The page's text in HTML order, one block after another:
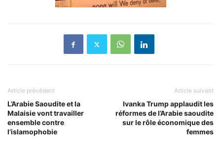
Article précédent
L’Arabie Saoudite et la
Malaisie vont travailler
ensemble contre
l’islamophobie
Article suivant
Ivanka Trump applaudit les
réformes de l’Arabie saoudite
sur le rôle économique des
femmes